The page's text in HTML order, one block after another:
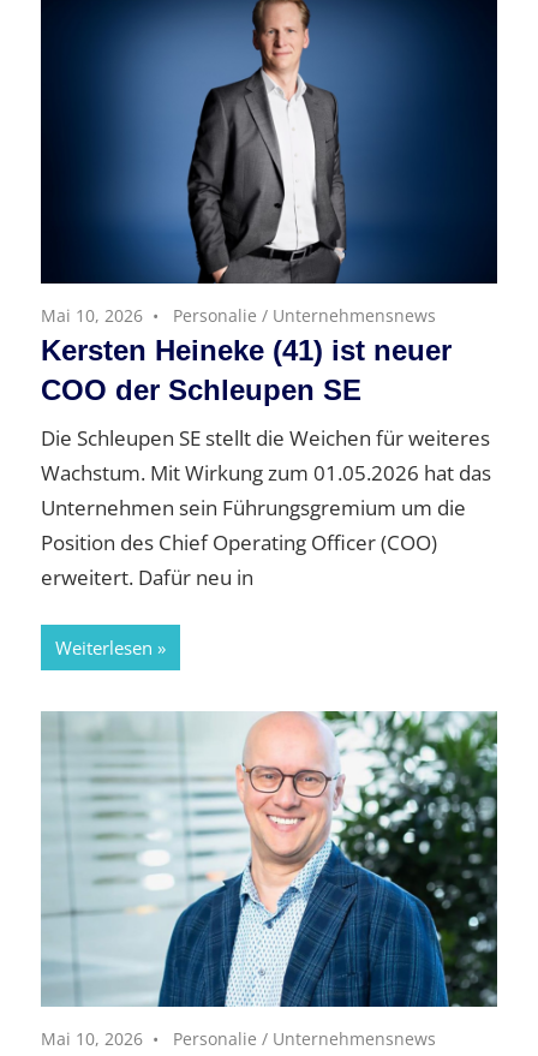
Mai 10, 2026 Personalie / Unternehmensnews
Kersten Heineke (41) ist neuer
COO der Schleupen SE
Die Schleupen SE stellt die Weichen für weiteres
Wachstum. Mit Wirkung zum 01.05.2026 hat das
Unternehmen sein Führungsgremium um die
Position des Chief Operating Officer (COO)
erweitert. Dafür neu in
Weiterlesen
Mai 10, 2026 Personalie / Unternehmensnews